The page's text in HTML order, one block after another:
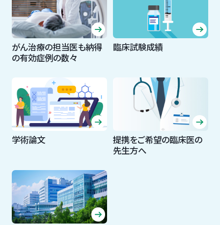
がん治療の担当医も納得
の有効症例の数々
臨床試験成績
学術論文
提携をご希望の臨床医の
先生方へ